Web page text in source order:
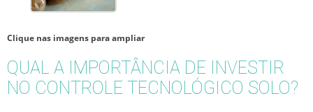
Clique nas imagens para ampliar
QUAL A IMPORTÂNCIA DE INVESTIR
NO CONTROLE TECNOLÓGICO SOLO?